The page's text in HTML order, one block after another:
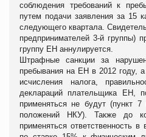
соблюдения требований к
путем подачи заявления за 15
следующего квартала.
предпринимателей 3-й группы)
группу ЕН аннулируется.
Штрафные санкции за
пребывания на ЕН в 2012 году,
исчисления налога,
деклараций плательщика ЕН,
применяться не будут (пункт
положений НКУ). Также до
применяться ответственность